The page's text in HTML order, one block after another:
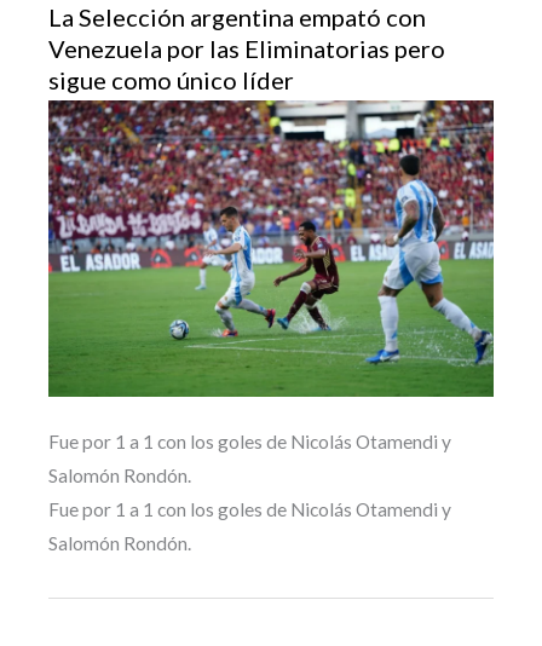
La Selección argentina empató con
Venezuela por las Eliminatorias pero
sigue como único líder
Fue por 1 a 1 con los goles de Nicolás Otamendi y
Salomón Rondón.
Fue por 1 a 1 con los goles de Nicolás Otamendi y
Salomón Rondón.